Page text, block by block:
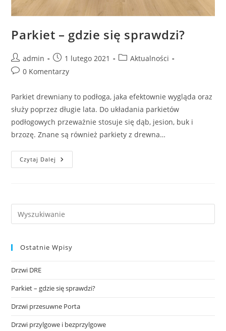
Parkiet – gdzie się sprawdzi?
Post
author:
admin
Post
published:
1 lutego 2021
PostAktualności
Post0 Komentarzy
Parkiet drewniany to podłoga, jaka efektownie wygląda oraz
służy poprzez długie lata. Do układania parkietów
podłogowych przeważnie stosuje się dąb, jesion, buk i
brzozę. Znane są również parkiety z drewna…
Czytaj Dalej Parkiet
–
Ostatnie Wpisy
Drzwi DRE
Parkiet – gdzie się sprawdzi?
Drzwi przesuwne Porta
Drzwi przylgowe i bezprzylgowe